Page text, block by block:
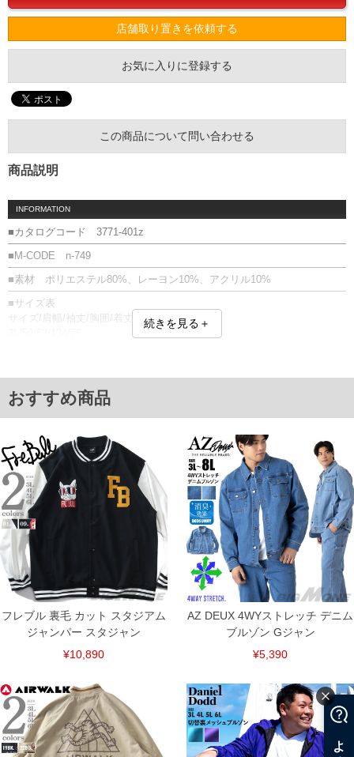
店舗取り置きを依頼する
お気に入りに登録する
この商品について問い合わせる
商品説明
INFORMATION
■カタログコード 3771-401z
■M-CODE n-749
■素材 ポリエステル80%、レーヨン10%、アクリル10%
■サイズ表
サイズ/肩幅/袖丈/胸囲/着丈
6L/62/63/146/82
単位はcm
下着(肌着)やワイシャツは商品の性質上、返品交換不可とさせて頂いております。予め
ご了承くださいませ。
※【ボトムの裾上げをご希望の場合】
裾上げ料金は500円+税となります。
備考欄に股下●cmとご記入下さい。（裾上げ無料対象商品は1本につき税込6,000円以
上の品が対象。1本5,999円以下の商品は有料（500円+税）となります。）
出荷まで約1週間～20日間程お時間を頂く場合がございます。
尚、裾上げした商品は返品・交換不可となりますので、予めご了承下さい。
一部、お直しに対応出来ない商品がございます。(例：裾にファスナーや調節ひもが付
いている、極端なデザインが施されている等)
※商品によって若干のサイズの誤差がございます。また、お客様がご使用の環境（コ
ンピュータ画面）によって、商品の色味が若干異なる場合がございます。予めご了承
ください。
※当店での掲載商品は、実店鋪と在庫を共用しておりますので店頭での売り違い、店
舗からのお取り寄せ等により、お客様にご迷惑をお掛けしてしまう場合がございま
連絡させて頂きますので予めご了承ください。
ITEM INTRODUCTION
続きを見る＋
おすすめ商品
フレブル 裏毛 カット スタジアム
ジャンパー スタジャン
¥10,890
AZ DEUX 4WYストレッチ デニム
ブルゾン Gジャン
¥5,390